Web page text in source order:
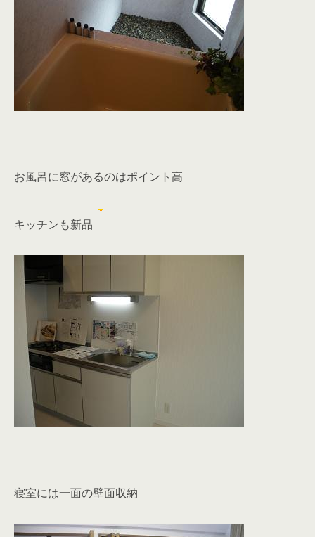
お風呂に窓があるのはポイント高
キッチンも新品
寝室には一面の壁面収納